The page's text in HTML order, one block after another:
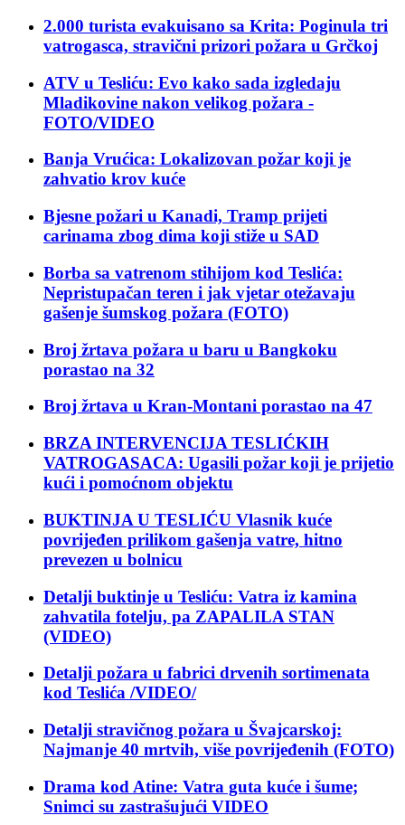
2.000 turista evakuisano sa Krita: Poginula tri
vatrogasca, stravični prizori požara u Grčkoj
ATV u Tesliću: Еvo kako sada izgledaju
Mladikovine nakon velikog požara -
FOTO/VIDЕO
Banja Vrućica: Lokalizovan požar koji je
zahvatio krov kuće
Bjesne požari u Kanadi, Tramp prijeti
carinama zbog dima koji stiže u SAD
Borba sa vatrenom stihijom kod Teslića:
Nepristupačan teren i jak vjetar otežavaju
gašenje šumskog požara (FOTO)
Broj žrtava požara u baru u Bangkoku
porastao na 32
Broj žrtava u Kran-Montani porastao na 47
BRZA INTERVENCIJA TESLIĆKIH
VATROGASACA: Ugasili požar koji je prijetio
kući i pomoćnom objektu
BUKTINJA U TESLIĆU Vlasnik kuće
povrijeđen prilikom gašenja vatre, hitno
prevezen u bolnicu
Detalji buktinje u Tesliću: Vatra iz kamina
zahvatila fotelju, pa ZAPALILA STAN
(VIDEO)
Detalji požara u fabrici drvenih sortimenata
kod Teslića /VIDEO/
Detalji stravičnog požara u Švajcarskoj:
Najmanje 40 mrtvih, više povrijeđenih (FOTO)
Drama kod Atine: Vatra guta kuće i šume;
Snimci su zastrašujući VIDEO